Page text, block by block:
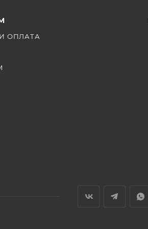
ОПЛАТА